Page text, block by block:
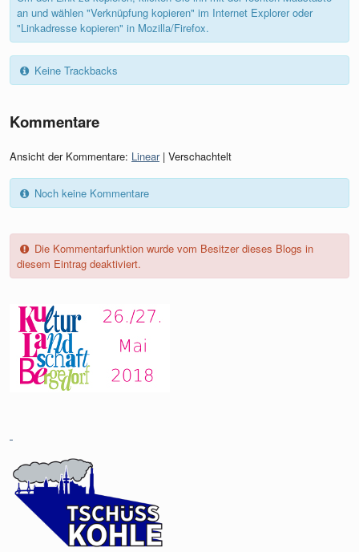
an und wählen "Verknüpfung kopieren" im Internet Explorer oder
"Linkadresse kopieren" in Mozilla/Firefox.
Keine Trackbacks
Kommentare
Ansicht der Kommentare: Linear| Verschachtelt
Noch keine Kommentare
Die Kommentarfunktion wurde vom Besitzer dieses Blogs in
diesem Eintrag deaktiviert.